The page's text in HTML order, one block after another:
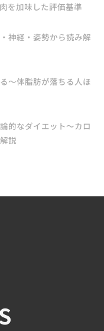
を加味した評価基準
神経・姿勢から読み解
〜体脂肪が落ちる人ほ
的なダイエット〜カロ
説